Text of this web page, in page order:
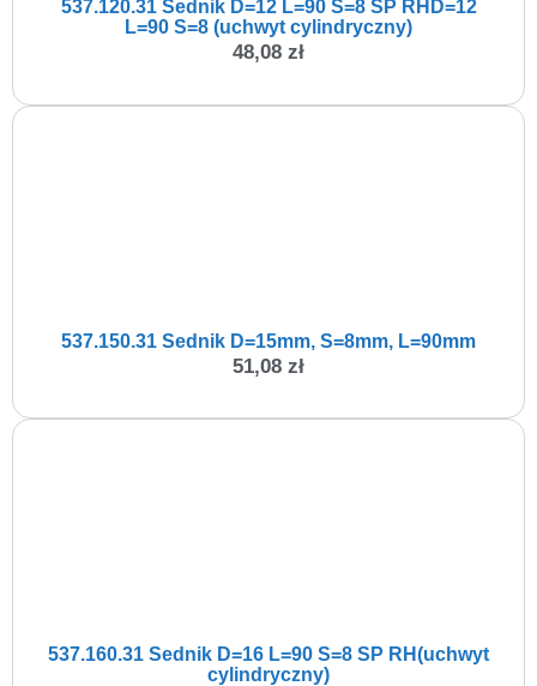
537.120.31 Sednik D=12 L=90 S=8 SP RHD=12
L=90 S=8 (uchwyt cylindryczny)
48,08 zł
537.150.31 Sednik D=15mm, S=8mm, L=90mm
51,08 zł
537.160.31 Sednik D=16 L=90 S=8 SP RH(uchwyt
cylindryczny)